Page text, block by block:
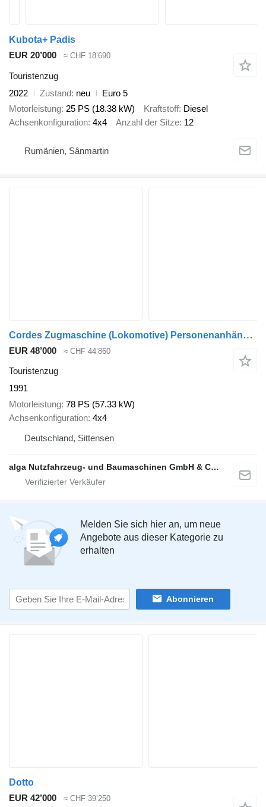
Kubota+ Padis
EUR 20’000
≈ CHF 18’690
Touristenzug
2022
Zustand neu
Euro 5
Motorleistung 25 PS (18.38 kW) Kraftstoff Diesel
Achsenkonfiguration 4x4 Anzahl der Sitze 12
Rumänien, Sânmartin
Cordes Zugmaschine (Lokomotive) Personenanhänger
EUR 48’000 ≈ CHF 44’860
Touristenzug
1991
Motorleistung 78 PS (57.33 kW)
Achsenkonfiguration 4x4
Deutschland, Sittensen
alga Nutzfahrzeug- und Baumaschinen GmbH & Co. KG
Melden Sie sich hier an, um neue
Angebote aus dieser Kategorie zu
erhalten
Abonnieren
Dotto
EUR 42’000
≈ CHF 39’250